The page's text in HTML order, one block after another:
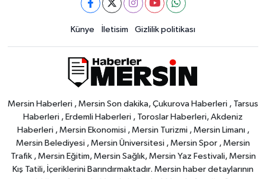
Künye İletisim Gizlilik politikası
Mersin Haberleri , Mersin Son dakika, Çukurova Haberleri , Tarsus
Haberleri , Erdemli Haberleri , Toroslar Haberleri, Akdeniz
Haberleri , Mersin Ekonomisi , Mersin Turizmi , Mersin Limanı ,
Mersin Belediyesi , Mersin Üniversitesi , Mersin Spor , Mersin
Trafik , Mersin Eğitim, Mersin Sağlık, Mersin Yaz Festivali, Mersin
Kış Tatili, İçeriklerini Barındırmaktadır. Mersin haber detaylarının